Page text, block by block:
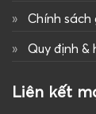
Chính sách
Quy định
Liên kết